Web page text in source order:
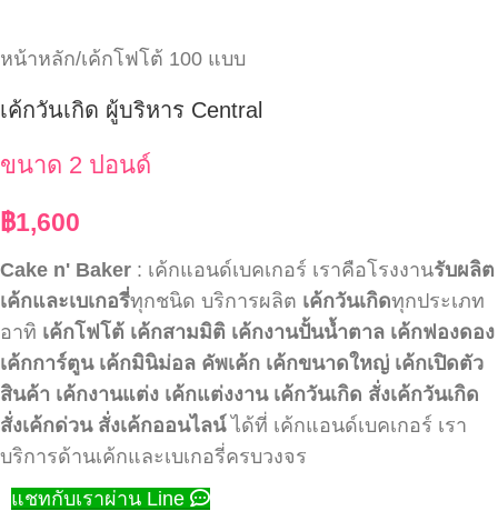
หน้าหลัก/เค้กโฟโต้ 100 แบบ
เค้กวันเกิด ผู้บริหาร Central
ขนาด 2 ปอนด์
฿1,600
Cake n' Baker : เค้กแอนด์เบคเกอร์ เราคือโรงงานรับผลิต
เค้กและเบเกอรี่ทุกชนิด บริการผลิต เค้กวันเกิดทุกประเภท
อาทิ เค้กโฟโต้ เค้กสามมิติ เค้กงานปั้นน้ำตาล เค้กฟองดอง
เค้กการ์ตูน เค้กมินิม่อล คัพเค้ก เค้กขนาดใหญ่ เค้กเปิดตัว
สินค้า เค้กงานแต่ง เค้กแต่งงาน เค้กวันเกิด สั่งเค้กวันเกิด
สั่งเค้กด่วน สั่งเค้กออนไลน์ได้ที่ เค้กแอนด์เบคเกอร์ เรา
บริการด้านเค้กและเบเกอรี่ครบวงจร
แชทกับเราผ่าน Line